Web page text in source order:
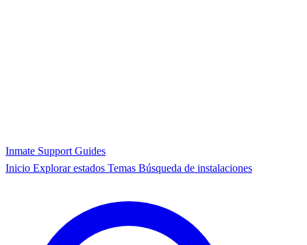
Inmate Support Guides
Inicio Explorar estados Temas Búsqueda de instalaciones